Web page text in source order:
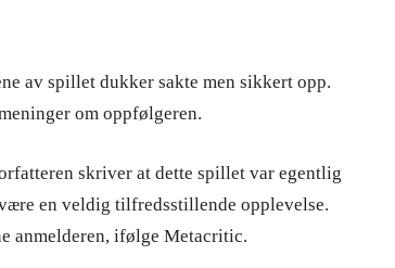
av spillet dukker sakte men sikkert opp.
om oppfølgeren.
skriver at dette spillet var egentlig
en veldig tilfredsstillende opplevelse.
anmelderen, ifølge Metacritic.